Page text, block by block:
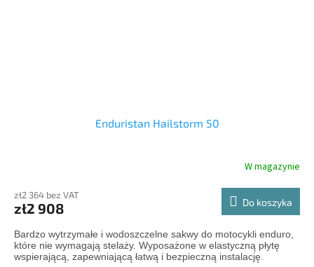
Enduristan Hailstorm 50
W magazynie
zł2 364 bez VAT
zł2 908 Do koszyka
Bardzo wytrzymałe i wodoszczelne sakwy do motocykli enduro,
które nie wymagają stelaży. Wyposażone w elastyczną płytę
wspierającą, zapewniającą łatwą i bezpieczną instalację.